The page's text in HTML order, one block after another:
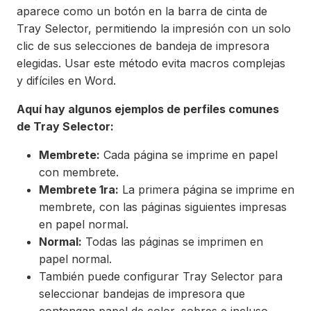
aparece como un botón en la barra de cinta de
Tray Selector, permitiendo la impresión con un solo
clic de sus selecciones de bandeja de impresora
elegidas. Usar este método evita macros complejas
y difíciles en Word.
Aquí hay algunos ejemplos de perfiles comunes
de Tray Selector:
Membrete: Cada página se imprime en papel
con membrete.
Membrete 1ra: La primera página se imprime en
membrete, con las páginas siguientes impresas
en papel normal.
Normal: Todas las páginas se imprimen en
papel normal.
También puede configurar Tray Selector para
seleccionar bandejas de impresora que